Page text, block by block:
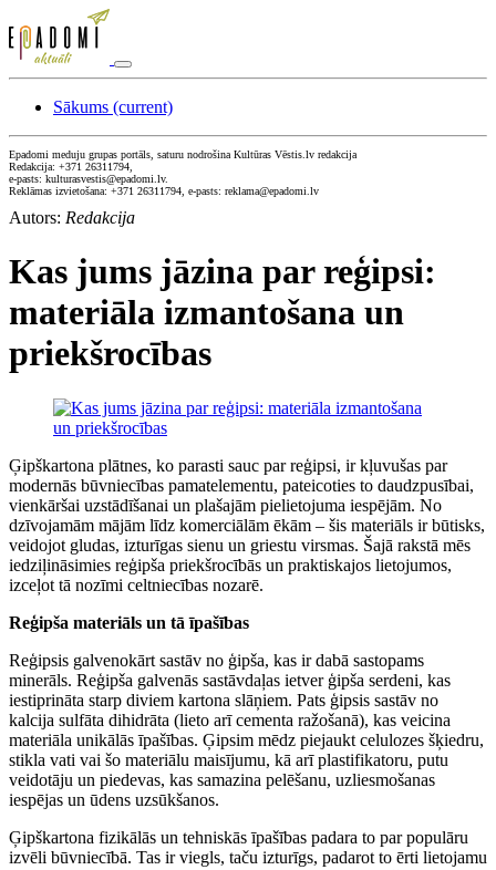
Sākums (current)
Epadomi meduju grupas portāls, saturu nodrošina Kultūras Vēstis.lv redakcija
Redakcija: +371 26311794,
e-pasts: kulturasvestis@epadomi.lv.
Reklāmas izvietošana: +371 26311794, e-pasts: reklama@epadomi.lv
Autors: Redakcija
Kas jums jāzina par reģipsi:
materiāla izmantošana un
priekšrocības
Ģipškartona plātnes, ko parasti sauc par reģipsi, ir kļuvušas par
modernās būvniecības pamatelementu, pateicoties to daudzpusībai,
vienkāršai uzstādīšanai un plašajām pielietojuma iespējām. No
dzīvojamām mājām līdz komerciālām ēkām – šis materiāls ir būtisks,
veidojot gludas, izturīgas sienu un griestu virsmas. Šajā rakstā mēs
iedziļināsimies reģipša priekšrocībās un praktiskajos lietojumos,
izceļot tā nozīmi celtniecības nozarē.
Reģipša materiāls un tā īpašības
Reģipsis galvenokārt sastāv no ģipša, kas ir dabā sastopams
minerāls. Reģipša galvenās sastāvdaļas ietver ģipša serdeni, kas
iestiprināta starp diviem kartona slāņiem. Pats ģipsis sastāv no
kalcija sulfāta dihidrāta (lieto arī cementa ražošanā), kas veicina
materiāla unikālās īpašības. Ģipsim mēdz piejaukt celulozes šķiedru,
stikla vati vai šo materiālu maisījumu, kā arī plastifikatoru, putu
veidotāju un piedevas, kas samazina pelēšanu, uzliesmošanas
iespējas un ūdens uzsūkšanos.
Ģipškartona fizikālās un tehniskās īpašības padara to par populāru
izvēli būvniecībā. Tas ir viegls, taču izturīgs, padarot to ērti lietojamu